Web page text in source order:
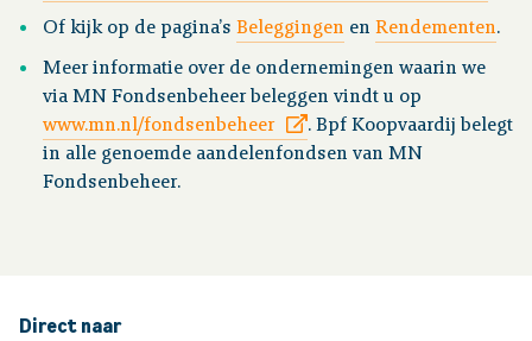
Of kijk op de pagina’s Beleggingen en Rendementen.
Meer informatie over de ondernemingen waarin we
via MN Fondsenbeheer beleggen vindt u op
www.mn.nl/fondsenbeheer
. Bpf Koopvaardij belegt
in alle genoemde aandelenfondsen van MN
Fondsenbeheer.
Direct naar